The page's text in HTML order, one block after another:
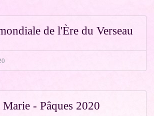
de l'Ère du Verseau
Marie - Pâques 2020